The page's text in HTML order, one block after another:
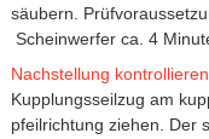
säubern.
Scheinwerfer ca. 4
Nachstellung kontrollieren
Kupplungsseilzug am
pfeilrichtung ziehen. Der